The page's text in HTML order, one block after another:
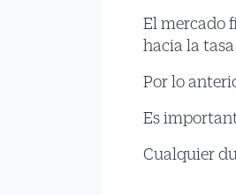
El mercado
hacia la
Por lo
Es
Cualquier